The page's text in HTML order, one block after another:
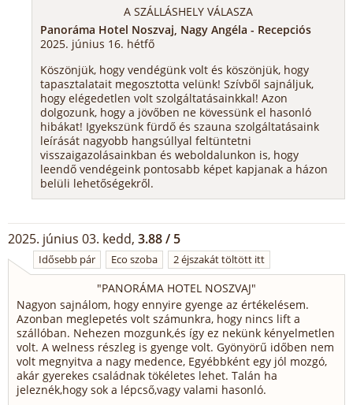
A SZÁLLÁSHELY VÁLASZA
Panoráma Hotel Noszvaj, Nagy Angéla - Recepciós
2025. június 16. hétfő
Köszönjük, hogy vendégünk volt és köszönjük, hogy
tapasztalatait megosztotta velünk! Szívből sajnáljuk,
hogy elégedetlen volt szolgáltatásainkkal! Azon
dolgozunk, hogy a jövőben ne kövessünk el hasonló
hibákat! Igyekszünk fürdő és szauna szolgáltatásaink
leírását nagyobb hangsúllyal feltüntetni
visszaigazolásainkban és weboldalunkon is, hogy
leendő vendégeink pontosabb képet kapjanak a házon
belüli lehetőségekről.
2025. június 03. kedd, 3.88 / 5
Idősebb pár Eco szoba 2 éjszakát töltött itt
"PANORÁMA HOTEL NOSZVAJ"
Nagyon sajnálom, hogy ennyire gyenge az értékelésem.
Azonban meglepetés volt számunkra, hogy nincs lift a
szállóban. Nehezen mozgunk,és így ez nekünk kényelmetlen
volt. A welness részleg is gyenge volt. Gyönyörű időben nem
volt megnyitva a nagy medence, Egyébbként egy jól mozgó,
akár gyerekes családnak tökéletes lehet. Talán ha
jeleznék,hogy sok a lépcső,vagy valami hasonló.